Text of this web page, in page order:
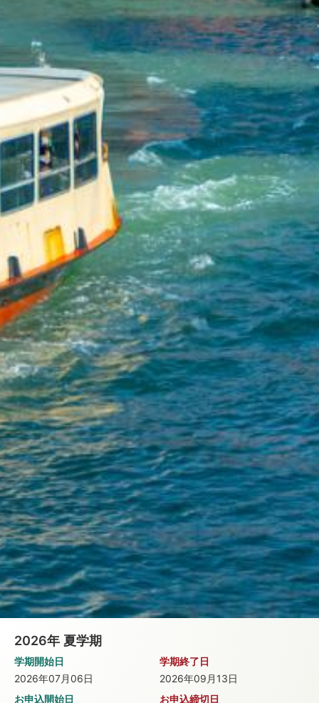
2026年 夏学期
学期開始日
2026年07月06日
学期終了日
2026年09月13日
お申込開始日
お申込締切日